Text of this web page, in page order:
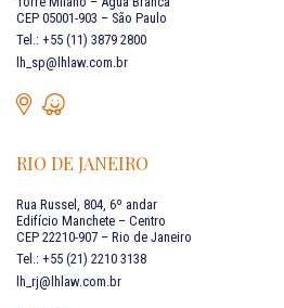
CEP 05001-903 – São Paulo
Tel.: +55 (11) 3879 2800
lh_sp@lhlaw.com.br
RIO DE JANEIRO
Rua Russel, 804, 6º andar
Edifício Manchete – Centro
CEP 22210-907 – Rio de Janeiro
Tel.: +55 (21) 2210 3138
lh_rj@lhlaw.com.br